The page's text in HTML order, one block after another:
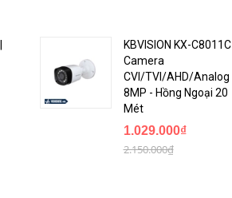
KBVISION KX-C8011C |
Camera
CVI/TVI/AHD/Analog
8MP - Hồng Ngoại 20
Mét
1.029.000₫
2.150.000₫